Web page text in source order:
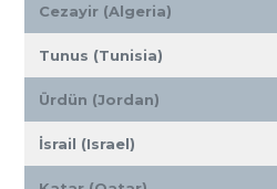
Cezayir (Algeria)
Tunus (Tunisia)
Ürdün (Jordan)
İsrail (Israel)